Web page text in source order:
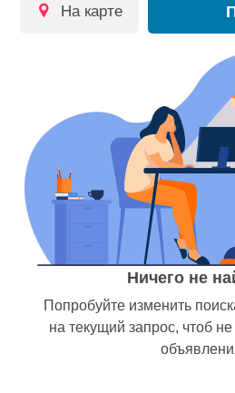
на карте
Ничего не
Попробуйте изменить
на текущий запрос, чтоб